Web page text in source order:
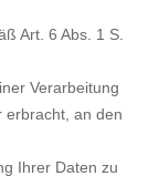
Art. 6 Abs. 1 S.
Verarbeitung
erbracht, an den
Ihrer Daten zu